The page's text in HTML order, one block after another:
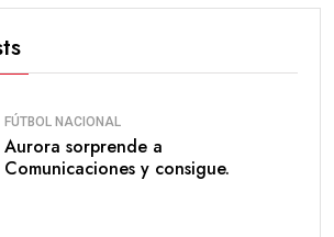
FÚTBOL NACIONAL
Aurora sorprende a
Comunicaciones y consigue.